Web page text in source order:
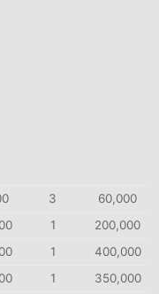
3
60,000
1
200,000
1
400,000
1
350,000